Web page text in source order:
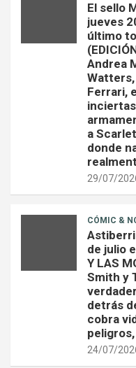
El sello
jueves
último
Andrea
Ferrari,
a
donde
29/07/
CÓMIC &
de julio
Y LAS
Smith y
detrás
cobra
24/07/